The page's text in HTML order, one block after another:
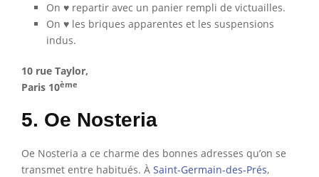
On ♥ repartir avec un panier rempli de victuailles.
On ♥ les briques apparentes et les suspensions
indus.
10 rue Taylor,
Paris 10ème
5. Oe Nosteria
Oe Nosteria a ce charme des bonnes adresses qu’on se
transmet entre habitués. À Saint-Germain-des-Prés,